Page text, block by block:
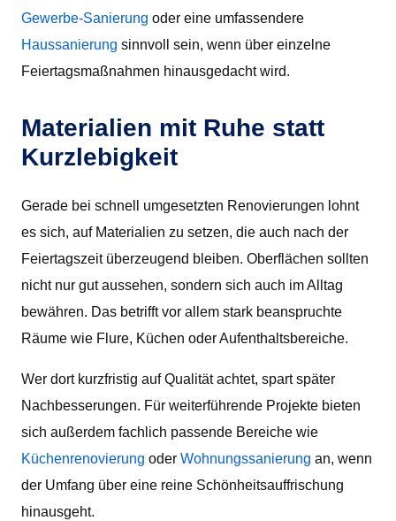
Gewerbe-Sanierung oder eine umfassendere
Haussanierung sinnvoll sein, wenn über einzelne
Feiertagsmaßnahmen hinausgedacht wird.
Materialien mit Ruhe statt
Kurzlebigkeit
Gerade bei schnell umgesetzten Renovierungen lohnt
es sich, auf Materialien zu setzen, die auch nach der
Feiertagszeit überzeugend bleiben. Oberflächen sollten
nicht nur gut aussehen, sondern sich auch im Alltag
bewähren. Das betrifft vor allem stark beanspruchte
Räume wie Flure, Küchen oder Aufenthaltsbereiche.
Wer dort kurzfristig auf Qualität achtet, spart später
Nachbesserungen. Für weiterführende Projekte bieten
sich außerdem fachlich passende Bereiche wie
Küchenrenovierung oder Wohnungssanierung an, wenn
der Umfang über eine reine Schönheitsauffrischung
hinausgeht.